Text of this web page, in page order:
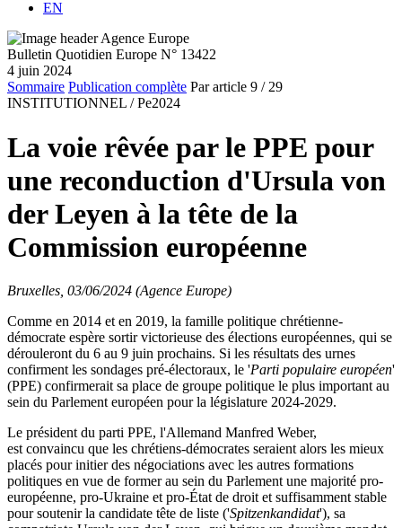
EN
Bulletin Quotidien Europe N° 13422
4 juin 2024
Sommaire Publication complète Par article 9 / 29
INSTITUTIONNEL / Pe2024
La voie rêvée par le PPE pour
une reconduction d'Ursula von
der Leyen à la tête de la
Commission européenne
Bruxelles, 03/06/2024 (Agence Europe)
Comme en 2014 et en 2019, la famille politique chrétienne-
démocrate espère sortir victorieuse des élections européennes, qui se
dérouleront du 6 au 9 juin prochains. Si les résultats des urnes
confirment les sondages pré-électoraux, le 'Parti populaire européen'
(PPE) confirmerait sa place de groupe politique le plus important au
sein du Parlement européen pour la législature 2024-2029.
Le président du parti PPE, l'Allemand Manfred Weber,
est convaincu que les chrétiens-démocrates seraient alors les mieux
placés pour initier des négociations avec les autres formations
politiques en vue de former au sein du Parlement une majorité pro-
européenne, pro-Ukraine et pro-État de droit et suffisamment stable
pour soutenir la candidate tête de liste ('Spitzenkandidat'), sa